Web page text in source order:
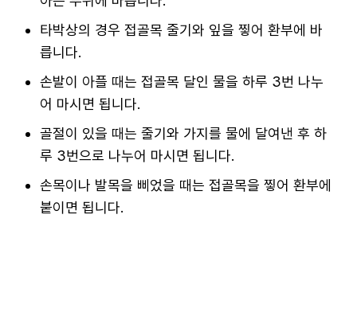
타박상의 경우 접골목 줄기와 잎을 찧어 환부에 바
릅니다.
손발이 아플 때는 접골목 달인 물을 하루 3번 나누
어 마시면 됩니다.
골절이 있을 때는 줄기와 가지를 물에 달여낸 후 하
루 3번으로 나누어 마시면 됩니다.
손목이나 발목을 삐었을 때는 접골목을 찧어 환부에
붙이면 됩니다.